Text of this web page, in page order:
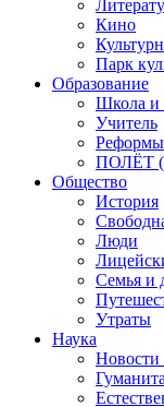
Кино
Парк
Образование
Школа и
Учитель
Реформы
ПОЛЁТ
Общество
История
Люди
Семья и
Утраты
Наука